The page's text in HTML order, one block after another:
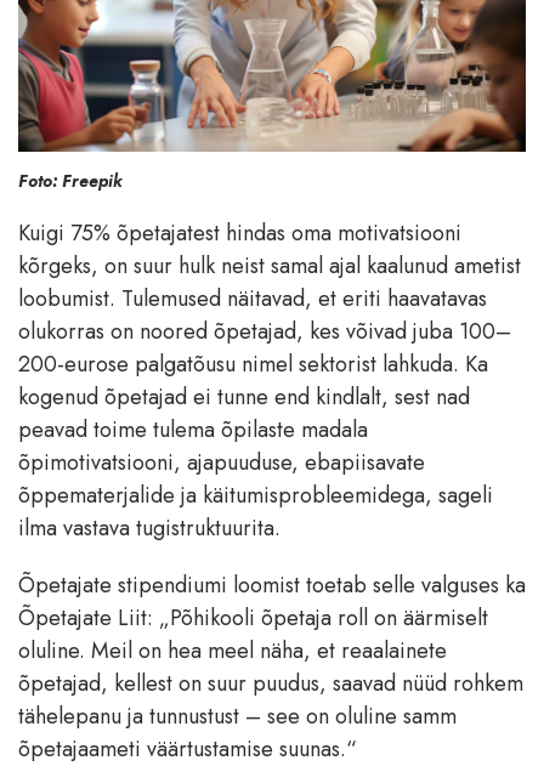
Foto: Freepik
Kuigi 75% õpetajatest hindas oma motivatsiooni
kõrgeks, on suur hulk neist samal ajal kaalunud ametist
loobumist. Tulemused näitavad, et eriti haavatavas
olukorras on noored õpetajad, kes võivad juba 100–
200-eurose palgatõusu nimel sektorist lahkuda. Ka
kogenud õpetajad ei tunne end kindlalt, sest nad
peavad toime tulema õpilaste madala
õpimotivatsiooni, ajapuuduse, ebapiisavate
õppematerjalide ja käitumisprobleemidega, sageli
ilma vastava tugistruktuurita.
Õpetajate stipendiumi loomist toetab selle valguses ka
Õpetajate Liit: „Põhikooli õpetaja roll on äärmiselt
oluline. Meil on hea meel näha, et reaalainete
õpetajad, kellest on suur puudus, saavad nüüd rohkem
tähelepanu ja tunnustust – see on oluline samm
õpetajaameti väärtustamise suunas.“